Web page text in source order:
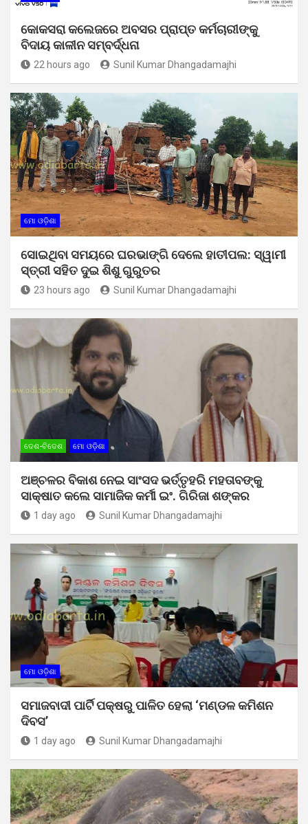
କୋକସରା କଲେଜରେ ଅବସର ପ୍ରାପ୍ତ କର୍ମଚାରୀଙ୍କୁ
ବିଦାୟ କାଳୀନ ସମ୍ବର୍ଦ୍ଧନା
22 hours ago Sunil Kumar Dhangadamajhi
ମୋ ଓଡ଼ିଶା
ସୋଇଥିବା ସମୟରେ ଘରଭାଙ୍ଗି ଦେଲେ ହାତୀପଲ: ସ୍ୱାମୀ
ସ୍ତ୍ରୀ ସହିତ ଦୁଇ ଶିଶୁ ଗୁରୁତର
23 hours ago Sunil Kumar Dhangadamajhi
ଦେଶ-ବିଦେଶ ମୋ ଓଡ଼ିଶା
ଅଞ୍ଚଳର ବିକାଶ ନେଇ ସାଂସଦ ଭର୍ତ୍ତୃହରି ମହତାବଙ୍କୁ
ସାକ୍ଷାତ କଲେ ସାମାଜିକ କର୍ମୀ ଇଂ. ଗିରିଜା ଶଙ୍କର
1 day ago Sunil Kumar Dhangadamajhi
ମୋ ଓଡ଼ିଶା
ସମାଜବାଦୀ ପାର୍ଟି ପକ୍ଷରୁ ପାଳିତ ହେଲା ‘ମଣ୍ଡଳ କମିଶନ
ଦିବସ’
1 day ago Sunil Kumar Dhangadamajhi